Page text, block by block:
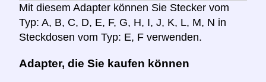
Mit diesem Adapter können Sie Stecker vom
Typ: A, B, C, D, E, F, G, H, I, J, K, L, M, N in
Steckdosen vom Typ: E, F verwenden.
Adapter, die Sie kaufen können